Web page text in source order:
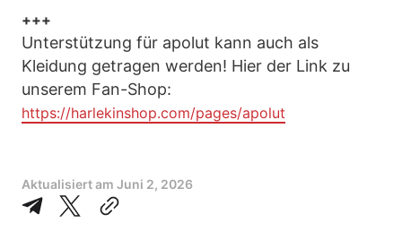
+++
Unterstützung für apolut kann auch als
Kleidung getragen werden! Hier der Link zu
unserem Fan-Shop:
https://harlekinshop.com/pages/apolut
Aktualisiert am Juni 2, 2026